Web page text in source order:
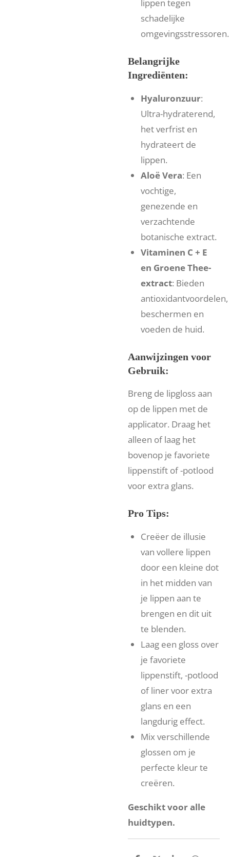
lippen tegen
schadelijke
omgevingsstressoren.
Belangrijke
Ingrediënten:
Hyaluronzuur:
Ultra-hydraterend,
het verfrist en
hydrateert de
lippen.
Aloë Vera: Een
vochtige,
genezende en
verzachtende
botanische extract.
Vitaminen C + E
en Groene Thee-
extract: Bieden
antioxidantvoordelen,
beschermen en
voeden de huid.
Aanwijzingen voor
Gebruik:
Breng de lipgloss aan
op de lippen met de
applicator. Draag het
alleen of laag het
bovenop je favoriete
lippenstift of -potlood
voor extra glans.
Pro Tips:
Creëer de illusie
van vollere lippen
door een kleine dot
in het midden van
je lippen aan te
brengen en dit uit
te blenden.
Laag een gloss over
je favoriete
lippenstift, -potlood
of liner voor extra
glans en een
langdurig effect.
Mix verschillende
glossen om je
perfecte kleur te
creëren.
Geschikt voor alle
huidtypen.